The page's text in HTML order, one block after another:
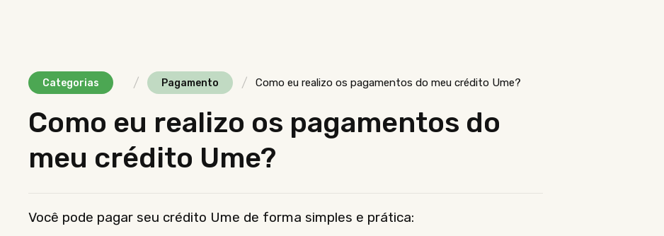
Categorias / Pagamento / Como eu realizo os pagamentos do meu crédito Ume?
Como eu realizo os pagamentos do
meu crédito Ume?
Você pode pagar seu crédito Ume de forma simples e prática: